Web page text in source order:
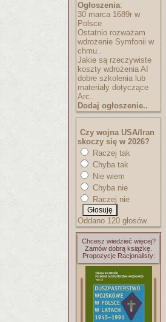
Ogłoszenia:
30 marca 1689r w
Polsce
Ostatnio rozważam
wdrożenie Symfonii w
chmu..
Jakie są rzeczywiste
koszty wdrożenia AI
dobre szkolenia lub
materiały dotyczące
Arc..
Dodaj ogłoszenie..
Czy wojna USA/Iran
skoczy się w 2026?
Raczej tak
Chyba tak
Nie wiem
Chyba nie
Raczej nie
Oddano 120 głosów.
Chcesz wiedzieć więcej?
Zamów dobrą książkę.
Propozycje Racjonalisty: